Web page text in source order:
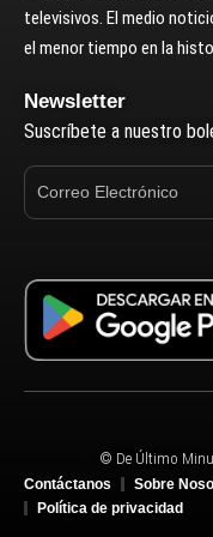
televisivos. El medio
el menor tiempo en la
Newsletter
Suscríbete a nuestro
© De Último
Contáctanos
Sobre
Política de privacidad